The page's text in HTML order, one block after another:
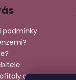
podmínky